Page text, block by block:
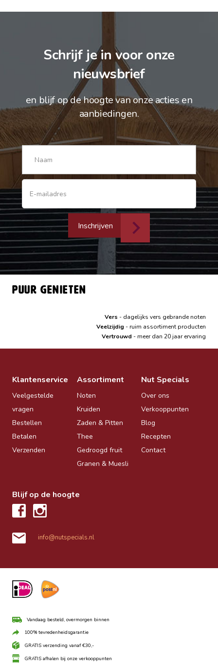
Schrijf je in voor onze
nieuwsbrief
en blijf op de hoogte van onze acties en
aanbiedingen.
Inschrijven
Puur genieten
Vers - dagelijks vers gebrande noten
Veelzijdig - ruim assortiment producten
Vertrouwd - meer dan 20 jaar ervaring
Klantenservice
Veelgestelde
vragen
Bestellen
Betalen
Verzenden
Assortiment
Noten
Kruiden
Zaden & Pitten
Thee
Gedroogd fruit
Granen & Muesli
Nut Specials
Over ons
Verkooppunten
Blog
Recepten
Contact
Blijf op de hoogte
info@nutspecials.nl
Vandaag besteld, overmorgen binnen
100% tevredenheidsgarantie
GRATIS verzending vanaf €30,-
GRATIS afhalen bij onze verkooppunten